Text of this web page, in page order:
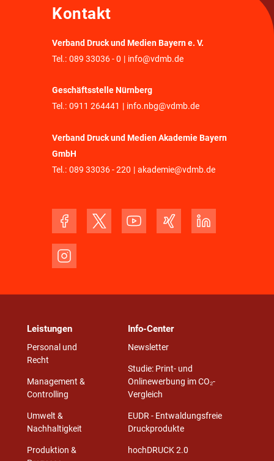
Kontakt
Verband Druck und Medien Bayern e. V.
Tel.: 089 33036 - 0 | info@vdmb.de
Geschäftsstelle Nürnberg
Tel.: 0911 264441 info.nbg@vdmb.de
Verband Druck und Medien Akademie Bayern
GmbH
Tel.: 089 33036 - 220 | akademie@vdmb.de
Leistungen
Personal und
Recht
Management &
Controlling
Umwelt &
Nachhaltigkeit
Produktion &
Info-Center
Newsletter
Studie: Print- und
Onlinewerbung im CO₂-
Vergleich
EUDR - Entwaldungsfreie
Druckprodukte
hochDRUCK 2.0